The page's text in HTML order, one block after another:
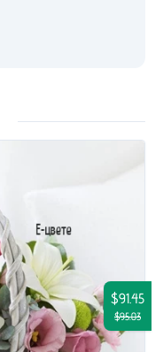
$91.45
$95.03